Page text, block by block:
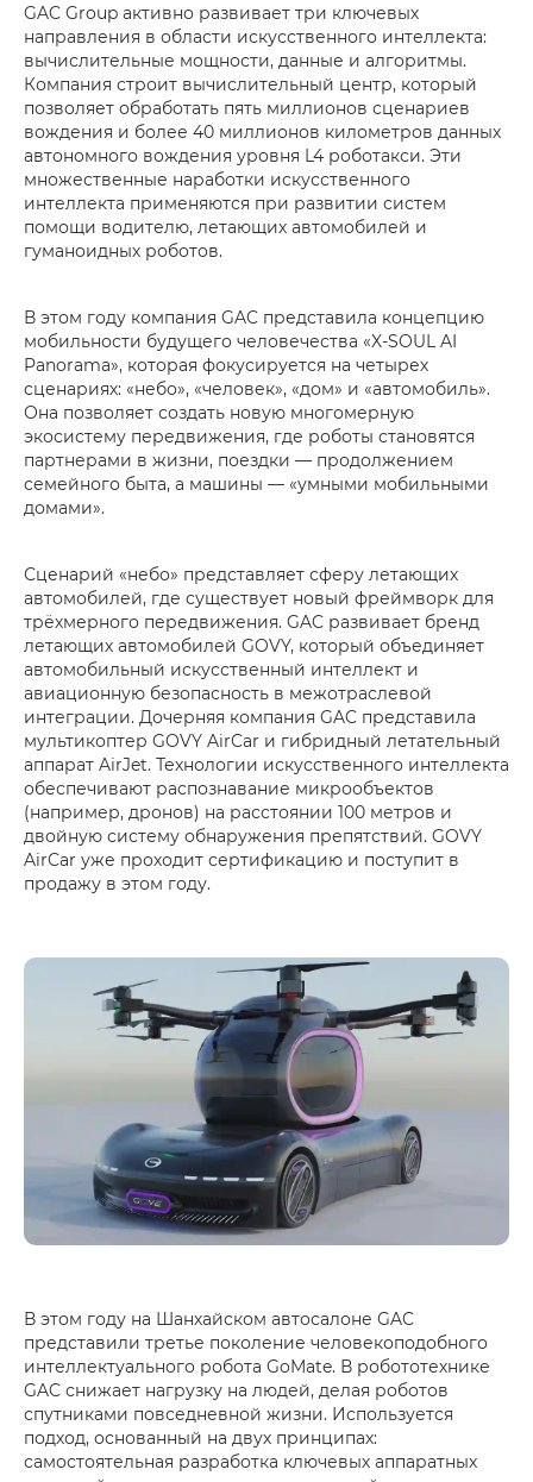
GAC Group активно развивает три ключевых
направления в области искусственного интеллекта:
вычислительные мощности, данные и алгоритмы.
Компания строит вычислительный центр, который
позволяет обработать пять миллионов сценариев
вождения и более 40 миллионов километров данных
автономного вождения уровня L4 роботакси. Эти
множественные наработки искусственного
интеллекта применяются при развитии систем
помощи водителю, летающих автомобилей и
гуманоидных роботов.
В этом году компания GAC представила концепцию
мобильности будущего человечества «X-SOUL AI
Panorama», которая фокусируется на четырех
сценариях: «небо», «человек», «дом» и «автомобиль».
Она позволяет создать новую многомерную
экосистему передвижения, где роботы становятся
партнерами в жизни, поездки — продолжением
семейного быта, а машины — «умными мобильными
домами».
Сценарий «небо» представляет сферу летающих
автомобилей, где существует новый фреймворк для
трёхмерного передвижения. GAC развивает бренд
летающих автомобилей GOVY, который объединяет
автомобильный искусственный интеллект и
авиационную безопасность в межотраслевой
интеграции. Дочерняя компания GAC представила
мультикоптер GOVY AirCar и гибридный летательный
аппарат AirJet. Технологии искусственного интеллекта
обеспечивают распознавание микрообъектов
(например, дронов) на расстоянии 100 метров и
двойную систему обнаружения препятствий. GOVY
AirCar уже проходит сертификацию и поступит в
продажу в этом году.
В этом году на Шанхайском автосалоне GAC
представили третье поколение человекоподобного
интеллектуального робота GoMate. В робототехнике
GAC снижает нагрузку на людей, делая роботов
спутниками повседневной жизни. Используется
подход, основанный на двух принципах:
самостоятельная разработка ключевых аппаратных